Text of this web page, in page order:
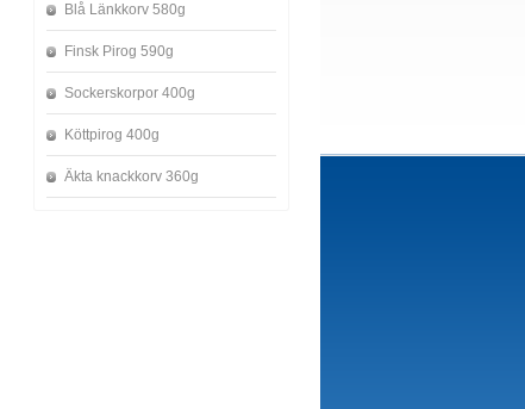
Blå Länkkorv 580g
Finsk Pirog 590g
Sockerskorpor 400g
Köttpirog 400g
Äkta knackkorv 360g